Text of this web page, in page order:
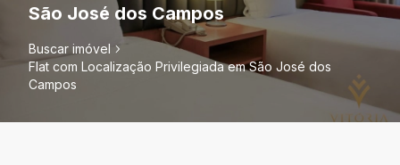
São José dos Campos
Buscar imóvel
Flat com Localização Privilegiada em São José dos
Campos